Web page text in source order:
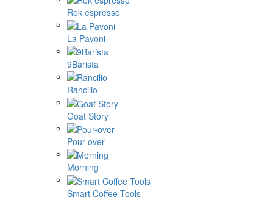
Rok espresso
La Pavoni
9Barista
Rancilio
Goat Story
Pour-over
Morning
Smart Coffee Tools